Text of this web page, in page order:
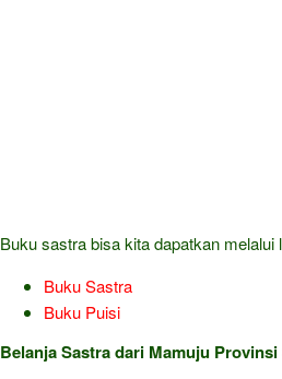
Buku sastra bisa kita dapatkan melalui
Buku Sastra
Buku Puisi
Belanja Sastra dari Mamuju